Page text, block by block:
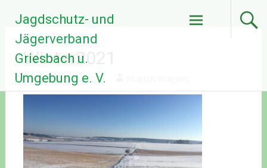
Inhalt
springen
Jagdschutz- und
Jägerverband
Griesbach u.
Umgebung e. V.
Winter2021
21. Februar 2021